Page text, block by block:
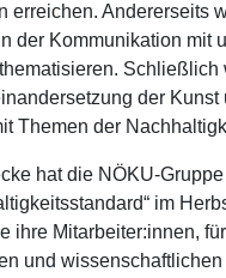
erreichen. Andererseits
der Kommunikation mit
Schließlich
der Kunst
Themen der
hat die NÖKU-
im
ihre Mitarbeiter:innen,
und wissenschaftlichen